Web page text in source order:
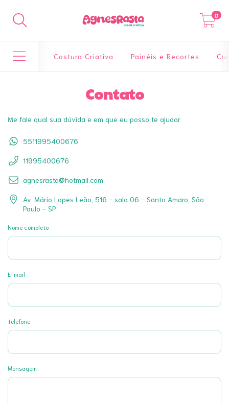
0
Costura Criativa Painéis e Recortes
Contato
Me fale qual sua dúvida e em que eu posso te ajudar.
5511995400676
11995400676
agnesrasta@hotmail.com
Av. Mário Lopes Leão, 516 - sala 06 - Santo Amaro, São
Paulo - SP
Nome completo
E-mail
Telefone
Mensagem